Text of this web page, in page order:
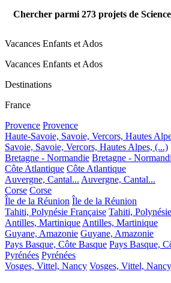
Chercher parmi 273 projets de
Vacances Enfants et Ados
Vacances Enfants et Ados
Destinations
France
Provence Provence
Haute-Savoie, Savoie, Vercors, Hautes
Savoie, Savoie, Vercors, Hautes Alpes, (...)
Bretagne - Normandie Bretagne -
Côte Atlantique Côte Atlantique
Auvergne, Cantal... Auvergne, Cantal...
Corse Corse
Île de la Réunion Île de la Réunion
Tahiti, Polynésie Française Tahiti,
Antilles, Martinique Antilles, Martinique
Guyane, Amazonie Guyane, Amazonie
Pays Basque, Côte Basque Pays Basque,
Pyrénées Pyrénées
Vosges, Vittel, Nancy Vosges, Vittel, Nancy